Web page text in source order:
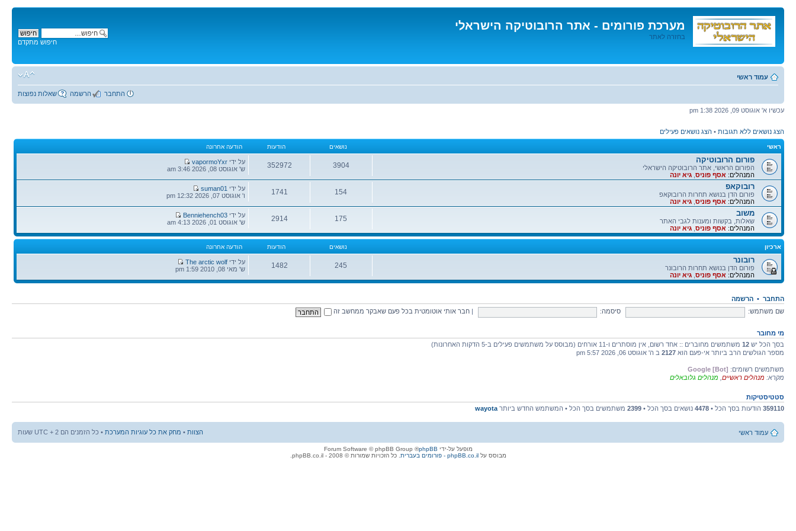
מערכת פורומים - אתר הרובוטיקה הישראלי
בחזרה לאתר
לתוכן
חיפוש מתקדם
עמוד ראשי
שאלות נפוצות הרשמה התחבר
עכשיו א' אוגוסט 09, 2026 1:38 pm
הצג נושאים ללא תגובות • הצג נושאים פעילים
ראשי נושאים הודעות הודעה אחרונה
פורום הרובוטיקה
הפורום הראשי, אתר הרובוטיקה הישראלי
המנהלים: אסף פוניס גיא יונה
3904
נושאים
352972
הודעות
הודעה
אחרונה
על ידי vapormoYxr
ש' אוגוסט 08, 2026 3:46 am
רובוקאפ
פורום הדן בנושא תחרות הרובוקאפ
המנהלים: אסף פוניס גיא יונה
154
נושאים
1741
הודעות
הודעה
אחרונה
על ידי suman01
ו' אוגוסט 07, 2026 12:32 pm
משוב
שאלות, בקשות ומענות לגבי האתר
המנהלים: אסף פוניס גיא יונה
175
נושאים
2914
הודעות
הודעה
אחרונה
על ידי Benniehench03
ש' אוגוסט 01, 2026 4:13 am
ארכיון נושאים הודעות הודעה אחרונה
רובונר
פורום הדן בנושא תחרות הרובונר
המנהלים: אסף פוניס גיא יונה
245
נושאים
1482
הודעות
הודעה
אחרונה
על ידי The arctic wolf
ש' מאי 08, 2010 1:59 pm
התחבר • הרשמה
שם משתמש:
סיסמה: חבר אותי אוטומטית בכל פעם שאבקר ממחשב זה
מי מחובר
בסך הכל יש 12 משתמשים מחוברים :: אחד רשום, אין מוסתרים ו-11 אורחים (מבוסס על משתמשים פעילים ב-5 הדקות האחרונות)
מספר הגולשים הרב ביותר אי-פעם הוא 2127 ב ה' אוגוסט 06, 2026 5:57 pm
משתמשים רשומים: Google [Bot]
מקרא: מנהלים ראשיים מנהלים גלובאלים
סטטיסטיקות
359110 הודעות בסך הכל • 4478 נושאים בסך הכל • 2399 משתמשים בסך הכל • המשתמש החדש ביותר wayota
עמוד ראשי הצוות • מחק את כל עוגיות המערכת • כל הזמנים הם UTC + 2 שעות
מופעל על-ידי phpBB
® Forum Software © phpBB Group
מבוסס עלphpBB.co.il - פורומים בעברית . כל הזכויות שמורות © 2008 - phpBB.co.il.